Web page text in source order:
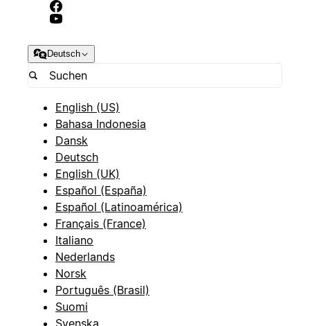
Deutsch
English (US)
Bahasa Indonesia
Dansk
Deutsch
English (UK)
Español (España)
Español (Latinoamérica)
Français (France)
Italiano
Nederlands
Norsk
Português (Brasil)
Suomi